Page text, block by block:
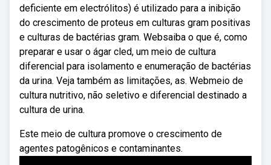
deficiente em electrólitos) é utilizado para a inibição
do crescimento de proteus em culturas gram positivas
e culturas de bactérias gram. Websaiba o que é, como
preparar e usar o ágar cled, um meio de cultura
diferencial para isolamento e enumeração de bactérias
da urina. Veja também as limitações, as. Webmeio de
cultura nutritivo, não seletivo e diferencial destinado a
cultura de urina.
Este meio de cultura promove o crescimento de
agentes patogênicos e contaminantes.